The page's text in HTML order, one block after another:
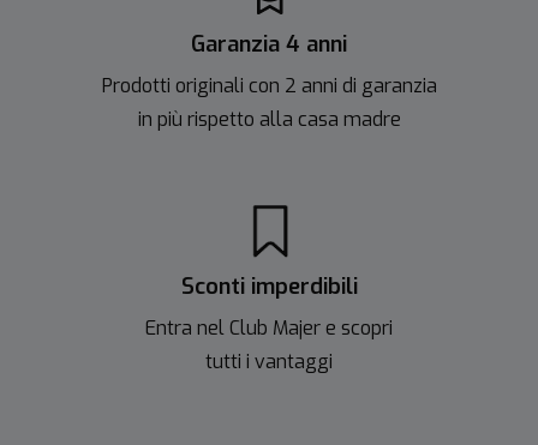
Garanzia 4 anni
Prodotti originali con 2 anni di garanzia
in più rispetto alla casa madre
Sconti imperdibili
Entra nel Club Majer e scopri
tutti i vantaggi